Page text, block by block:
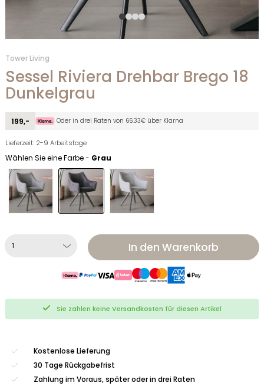
Tower Living
Sessel Riviera Drehbar Brego 18
Dunkelgrau
199,- Oder in drei Raten von 66.33€ über Klarna
Lieferzeit: 2-9 Arbeitstage
Wählen Sie eine Farbe - Grau
In den Warenkorb
Sie zahlen keine Versandkosten für diesen Artikel
Kostenlose Lieferung
30 Tage Rückgabefrist
Zahlung im Voraus, später oder in drei Raten